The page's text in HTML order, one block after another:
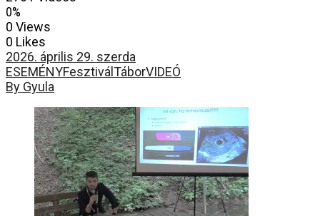
0%
0 Views
0 Likes
2026. április 29. szerda
ESEMÉNYFesztiválTáborVIDEÓ
By Gyula